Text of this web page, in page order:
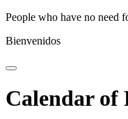
People who have no need
Bienvenidos
Calendar of